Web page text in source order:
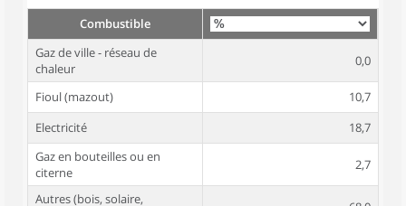
Combustible
Gaz de ville - réseau de
chaleur
0,0
Fioul (mazout)
10,7
Electricité
18,7
Gaz en bouteilles ou en
citerne
2,7
Autres (bois, solaire,